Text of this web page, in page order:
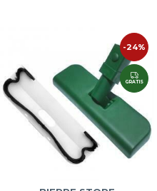
-24%
GRATIS